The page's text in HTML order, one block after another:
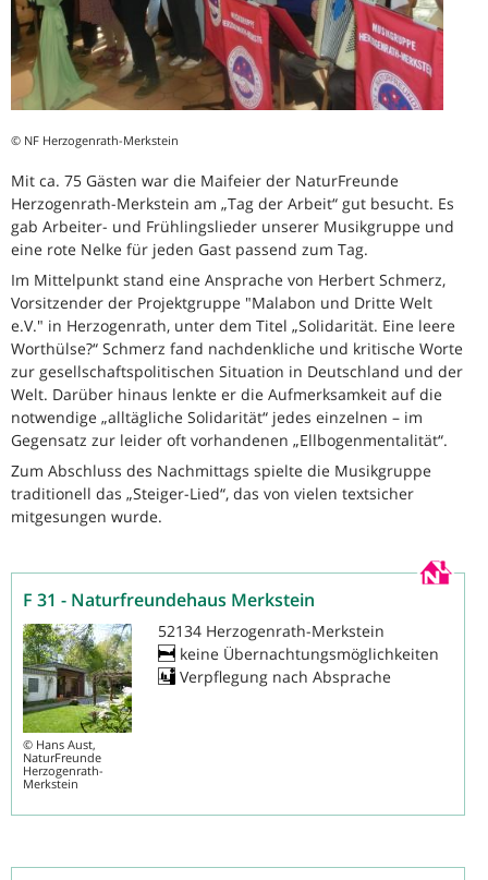
© NF Herzogenrath-Merkstein
Mit ca. 75 Gästen war die Maifeier der NaturFreunde
Herzogenrath-Merkstein am „Tag der Arbeit“ gut besucht. Es
gab Arbeiter- und Frühlingslieder unserer Musikgruppe und
eine rote Nelke für jeden Gast passend zum Tag.
Im Mittelpunkt stand eine Ansprache von Herbert Schmerz,
Vorsitzender der Projektgruppe "Malabon und Dritte Welt
e.V." in Herzogenrath, unter dem Titel „Solidarität. Eine leere
Worthülse?“ Schmerz fand nachdenkliche und kritische Worte
zur gesellschaftspolitischen Situation in Deutschland und der
Welt. Darüber hinaus lenkte er die Aufmerksamkeit auf die
notwendige „alltägliche Solidarität“ jedes einzelnen – im
Gegensatz zur leider oft vorhandenen „Ellbogenmentalität“.
Zum Abschluss des Nachmittags spielte die Musikgruppe
traditionell das „Steiger-Lied“, das von vielen textsicher
mitgesungen wurde.
F 31 - Naturfreundehaus Merkstein
© Hans Aust,
NaturFreunde
Herzogenrath-
Merkstein
52134 Herzogenrath-Merkstein
keine Übernachtungsmöglichkeiten
Verpflegung nach Absprache